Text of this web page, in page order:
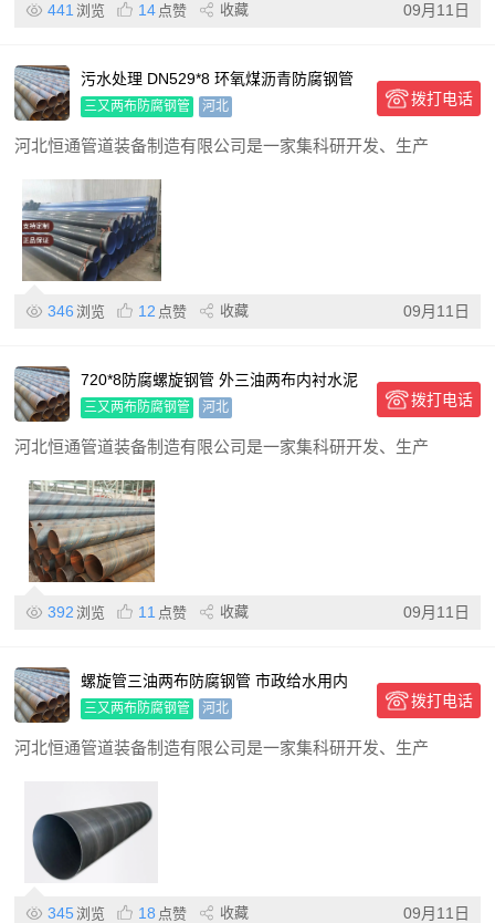
441 浏览 14 点赞 收藏 09月11日
污水处理 DN529*8 环氧煤沥青防腐钢管
三油两布防腐管
三又两布防腐钢管 河北 拨打电话
河北恒通管道装备制造有限公司是一家集科研开发、生产
346 浏览 12 点赞 收藏 09月11日
720*8防腐螺旋钢管 外三油两布内衬水泥
浆螺旋焊管 符合国
三又两布防腐钢管 河北 拨打电话
河北恒通管道装备制造有限公司是一家集科研开发、生产
392 浏览 11 点赞 收藏 09月11日
螺旋管三油两布防腐钢管 市政给水用内
ipn8710防腐管道
三又两布防腐钢管 河北 拨打电话
河北恒通管道装备制造有限公司是一家集科研开发、生产
345 浏览 18 点赞 收藏 09月11日